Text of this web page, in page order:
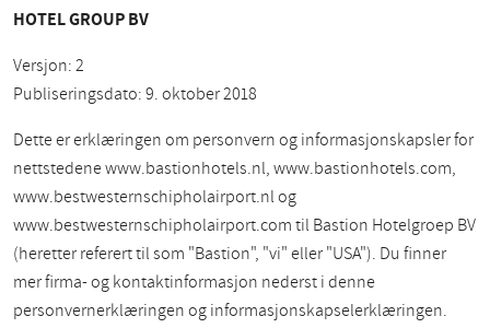
HOTEL GROUP BV
Versjon: 2
Publiseringsdato: 9. oktober 2018
Dette er erklæringen om personvern og informasjonskapsler for
nettstedene www.bastionhotels.nl, www.bastionhotels.com,
www.bestwesternschipholairport.nl og
www.bestwesternschipholairport.com til Bastion Hotelgroep BV
(heretter referert til som "Bastion", "vi" eller "USA"). Du finner
mer firma- og kontaktinformasjon nederst i denne
personvernerklæringen og informasjonskapselerklæringen.